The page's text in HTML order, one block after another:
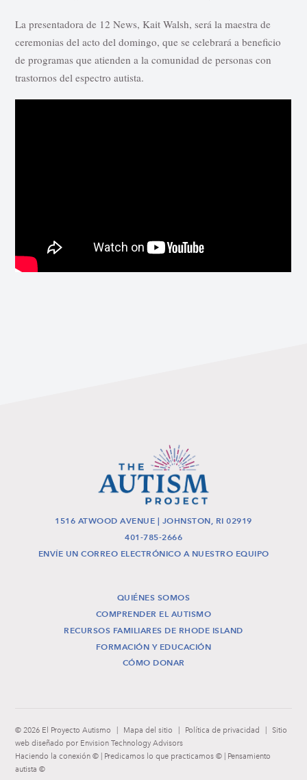
La presentadora de 12 News, Kait Walsh, será la maestra de
ceremonias del acto del domingo, que se celebrará a beneficio
de programas que atienden a la comunidad de personas con
trastornos del espectro autista.
1516 ATWOOD AVENUE | JOHNSTON, RI 02919
401-785-2666
ENVÍE UN CORREO ELECTRÓNICO A NUESTRO EQUIPO
QUIÉNES SOMOS
COMPRENDER EL AUTISMO
RECURSOS FAMILIARES DE RHODE ISLAND
FORMACIÓN Y EDUCACIÓN
CÓMO DONAR
© 2026 El Proyecto Autismo Mapa del sitio Política de privacidad
Sitio
web diseñado por Envision Technology Advisors
Haciendo la conexión © | Predicamos lo que practicamos © | Pensamiento
autista ©